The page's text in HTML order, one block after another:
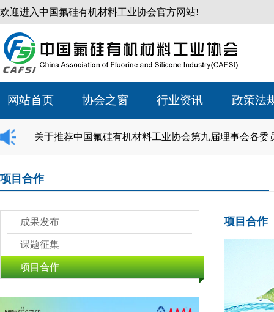
欢迎进入中国氟硅有机材料工业协会官方网站!
网站首页 协会之窗 行业资讯 政策法
关于推荐中国氟硅有机材料工业协会第九届理事会各委
项目合作
成果发布
课题征集
项目合作
项目合作